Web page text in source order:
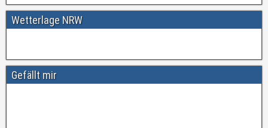
Wetterlage NRW
Gefällt mir